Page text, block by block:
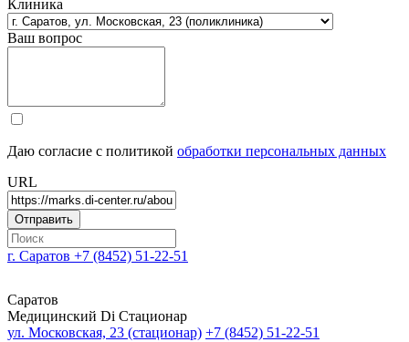
Клиника
Ваш вопрос
Даю согласие с политикой обработки персональных данных
URL
г. Саратов +7 (8452) 51-22-51
Саратов
Медицинский Di Стационар
ул. Московская, 23 (стационар) +7 (8452) 51-22-51